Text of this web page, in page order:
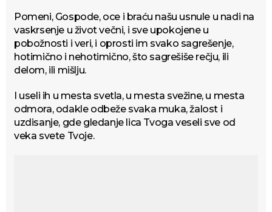
Pomeni, Gospode, oce i braću našu usnule u nadi na
vaskrsenje u život večni, i sve upokojene u
pobožnosti i veri, i oprosti im svako sagrešenje,
hotimično i nehotimično, što sagrešiše rečju, ili
delom, ili mišlju.
I useli ih u mesta svetla, u mesta svežine, u mesta
odmora, odakle odbeže svaka muka, žalost i
uzdisanje, gde gledanje lica Tvoga veseli sve od
veka svete Tvoje.